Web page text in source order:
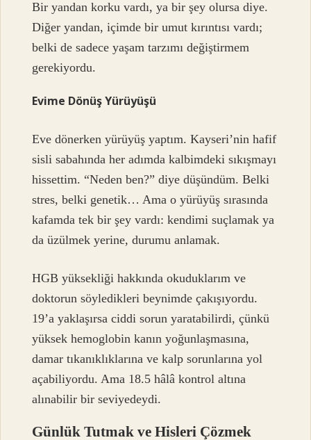
Bir yandan korku vardı, ya bir şey olursa diye.
Diğer yandan, içimde bir umut kırıntısı vardı;
belki de sadece yaşam tarzımı değiştirmem
gerekiyordu.
Evime Dönüş Yürüyüşü
Eve dönerken yürüyüş yaptım. Kayseri’nin hafif
sisli sabahında her adımda kalbimdeki sıkışmayı
hissettim. “Neden ben?” diye düşündüm. Belki
stres, belki genetik… Ama o yürüyüş sırasında
kafamda tek bir şey vardı: kendimi suçlamak ya
da üzülmek yerine, durumu anlamak.
HGB yüksekliği hakkında okuduklarım ve
doktorun söyledikleri beynimde çakışıyordu.
19’a yaklaşırsa ciddi sorun yaratabilirdi, çünkü
yüksek hemoglobin kanın yoğunlaşmasına,
damar tıkanıklıklarına ve kalp sorunlarına yol
açabiliyordu. Ama 18.5 hâlâ kontrol altına
alınabilir bir seviyedeydi.
Günlük Tutmak ve Hisleri Çözmek